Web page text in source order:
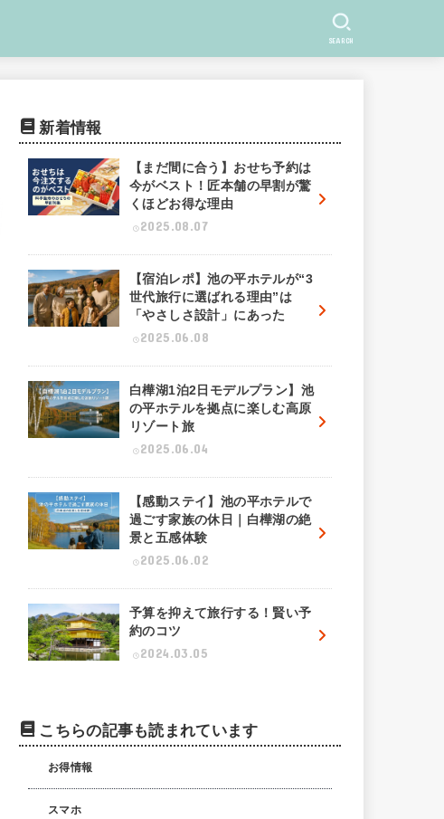
SEARCH
新着情報
【まだ間に合う】おせち予約は
今がベスト！匠本舗の早割が驚
くほどお得な理由
2025.08.07
【宿泊レポ】池の平ホテルが“3
世代旅行に選ばれる理由”は
「やさしさ設計」にあった
2025.06.08
白樺湖1泊2日モデルプラン】池
の平ホテルを拠点に楽しむ高原
リゾート旅
2025.06.04
【感動ステイ】池の平ホテルで
過ごす家族の休日｜白樺湖の絶
景と五感体験
2025.06.02
予算を抑えて旅行する！賢い予
約のコツ
2024.03.05
こちらの記事も読まれています
お得情報
スマホ